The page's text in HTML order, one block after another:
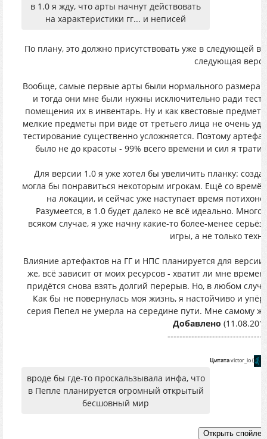
в 1.0 я жду, что арты начнут действовать
на характеристики гг... и неписей
По плану, это должно присутствовать уже в следующей
следующая
Вообще, самые первые арты были нормального размера.
и тогда они мне были нужны исключительно ради
помещения их в инвентарь. Ну и как квестовые
мелкие предметы при виде от третьего лица не очень
тестирование существенно усложняется. Поэтому
было не до красоты - 99% всего времени и сил я
Для версии 1.0 я уже хотел бы увеличить планку:
могла бы понравиться некоторым игрокам. Ещё со
на локации, и сейчас уже наступает время
Разумеется, в 1.0 будет далеко не всё идеально.
всяком случае, я уже начну какие-то более-менее
игры, а не только
Влияние артефактов на ГГ и НПС планируется для
же, всё зависит от моих ресурсов - хватит ли мне
придётся снова взять долгий перерыв. Но, в любом
Как бы не повернулась моя жизнь, я настойчиво и
серия Пепел не умерла на середине пути. Мне самому
Добавлено
Цитатаvictor_io(
вроде бы где-то проскальзывала инфа, что
в Пепле планируется огромный открытый
бесшовный мир